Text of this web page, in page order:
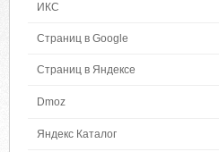
ИКС
Страниц в Google
Страниц в Яндексе
Dmoz
Яндекс Каталог